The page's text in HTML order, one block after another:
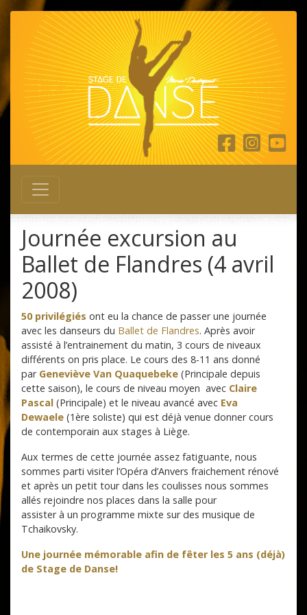
Main Navigation
Journée excursion au
Ballet de Flandres (4 avril
2008)
50 privilégiés ont eu la chance de passer une journée
avec les danseurs du Ballet de Flandres. Après avoir
assisté à l’entrainement du matin, 3 cours de niveaux
différents on pris place. Le cours des 8-11 ans donné
par Geneviève Van Quaquebeke (Principale depuis
cette saison), le cours de niveau moyen avec Claire
Pascal (Principale) et le niveau avancé avec Eva
Dewaele (1ère soliste) qui est déjà venue donner cours
de contemporain aux stages à Liège.
Aux termes de cette journée assez fatiguante, nous
sommes parti visiter l’Opéra d’Anvers fraichement rénové
et après un petit tour dans les coulisses nous sommes
allés rejoindre nos places dans la salle pour
assister à un programme mixte sur des musique de
Tchaikovsky.
Une journée mémorable afin de fêter les 5 ans (déjà)
de Stage de Danse!